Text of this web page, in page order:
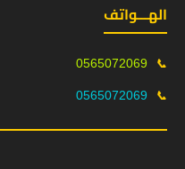
الهـــواتف
📞
0565072069
📞
0565072069